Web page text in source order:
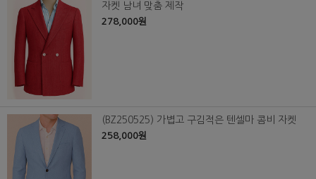
자켓 남녀 맞춤 제작
278,000원
(BZ250525) 가볍고 구김적은 텐셀마 콤비 자켓
258,000원